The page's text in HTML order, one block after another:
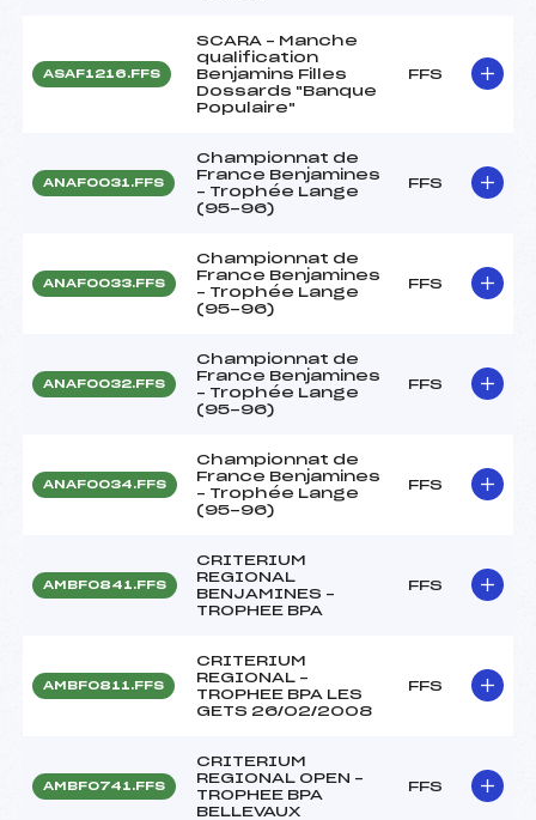
ASAF1216.FFS
SCARA – Manche
qualification
Benjamins Filles
Dossards "Banque
Populaire"
FFS
ANAF0031.FFS
Championnat de
France Benjamines
– Trophée Lange
(95-96)
FFS
ANAF0033.FFS
Championnat de
France Benjamines
– Trophée Lange
(95-96)
FFS
ANAF0032.FFS
Championnat de
France Benjamines
– Trophée Lange
(95-96)
FFS
ANAF0034.FFS
Championnat de
France Benjamines
– Trophée Lange
(95-96)
FFS
AMBF0841.FFS
CRITERIUM
REGIONAL
BENJAMINES –
TROPHEE BPA
FFS
AMBF0811.FFS
CRITERIUM
REGIONAL –
TROPHEE BPA LES
GETS 26/02/2008
FFS
AMBF0741.FFS
CRITERIUM
REGIONAL OPEN –
TROPHEE BPA
BELLEVAUX
FFS